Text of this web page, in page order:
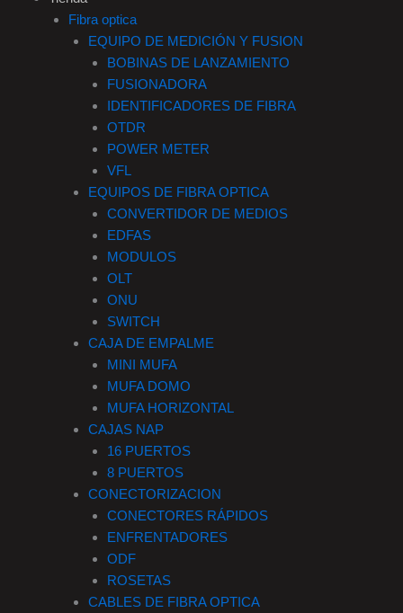
b a
g
r
a
m
o
k d
i
n
Fibra optica
EQUIPO DE MEDICIÓN Y FUSION
BOBINAS DE LANZAMIENTO
FUSIONADORA
IDENTIFICADORES DE FIBRA
OTDR
POWER METER
VFL
EQUIPOS DE FIBRA OPTICA
CONVERTIDOR DE MEDIOS
EDFAS
MODULOS
OLT
ONU
SWITCH
CAJA DE EMPALME
MINI MUFA
MUFA DOMO
MUFA HORIZONTAL
CAJAS NAP
16 PUERTOS
8 PUERTOS
CONECTORIZACION
CONECTORES RÁPIDOS
ENFRENTADORES
ODF
ROSETAS
CABLES DE FIBRA OPTICA